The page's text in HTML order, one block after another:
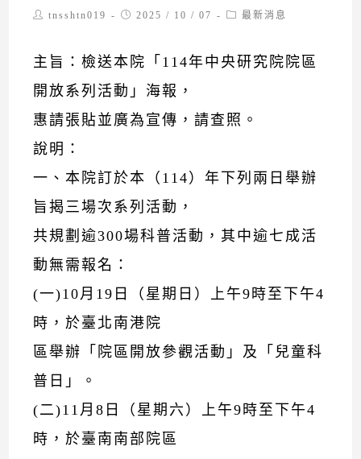
Posttnsshtn019
Post2025 / 10 / 07
Post最新消息
主旨：檢送本院「114年中央研究院院區
開放系列活動」海報，
惠請張貼並廣為宣傳，請查照。
說明：
一、本院訂於本（114）年下列兩日舉辦
旨揭三場次系列活動，
共規劃逾300場科普活動，其中逾七成活
動無需報名：
(一)10月19日（星期日）上午9時至下午4
時，於臺北南港院
區舉辦「院區開放參觀活動」及「兒童科
普日」。
(二)11月8日（星期六）上午9時至下午4
時，於臺南南部院區